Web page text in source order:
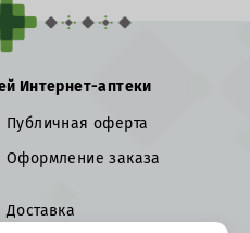
Интернет-аптеки
Публичная оферта
Оформление заказа
Доставка